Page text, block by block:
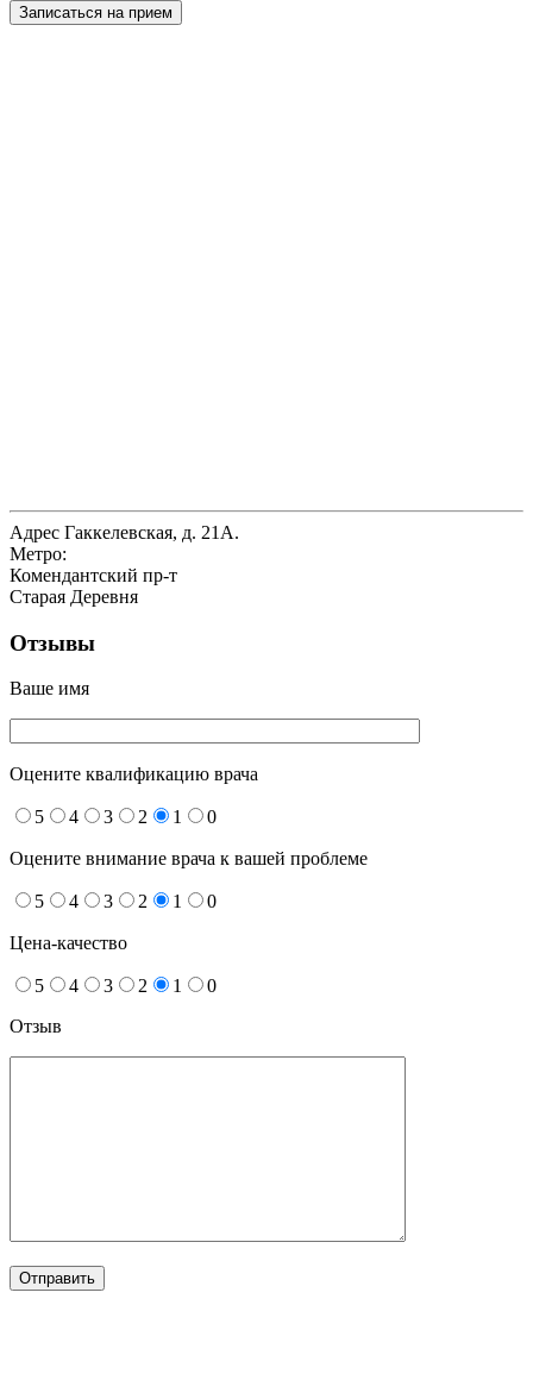
Записаться на прием
Адрес Гаккелевская, д. 21А.
Метро:
Комендантский пр-т
Старая Деревня
Отзывы
Ваше имя
Оцените квалификацию врача
5 4 3 2 1 0
Оцените внимание врача к вашей проблеме
5 4 3 2 1 0
Цена-качество
5 4 3 2 1
0
Отзыв